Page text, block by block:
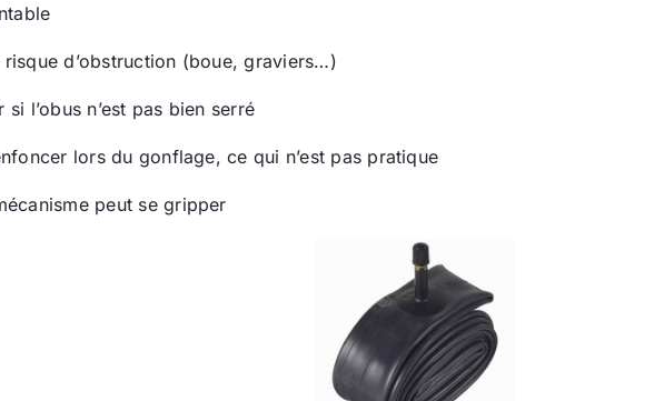
risque d’obstruction (boue, graviers…)
l’obus n’est pas bien serré
lors du gonflage, ce qui n’est pas pratique
peut se gripper